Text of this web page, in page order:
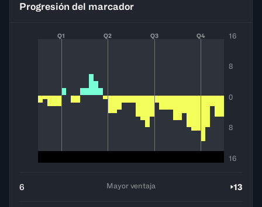
Progresión del marcador
Q1 Q2 Q3 Q4 16
8
0
8
16
6 Mayor ventaja 13